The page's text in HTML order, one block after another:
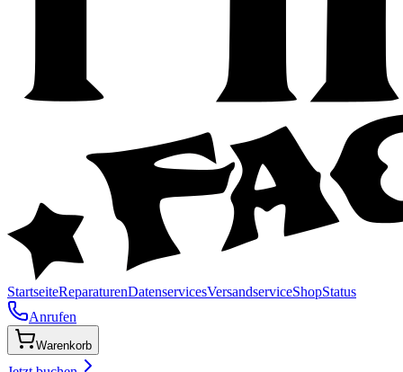
StartseiteReparaturenDatenservicesVersandserviceShopStatus
Anrufen
Warenkorb